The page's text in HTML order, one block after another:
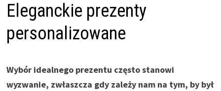
Eleganckie prezenty
personalizowane
Wybór idealnego prezentu często stanowi
wyzwanie, zwłaszcza gdy zależy nam na tym, by był